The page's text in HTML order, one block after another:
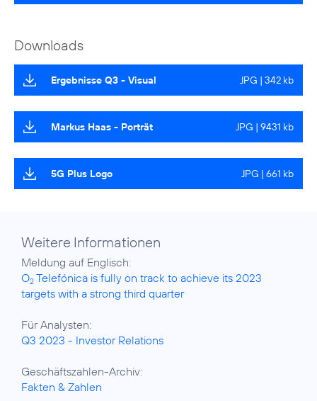
Downloads
Ergebnisse Q3 - Visual JPG | 342 kb
Markus Haas - Porträt JPG | 9431 kb
5G Plus Logo JPG | 661 kb
Weitere Informationen
O2 Telefónica is fully on track to achieve its 2023
targets with a strong third quarter
Q3 2023 - Investor Relations
Fakten & Zahlen